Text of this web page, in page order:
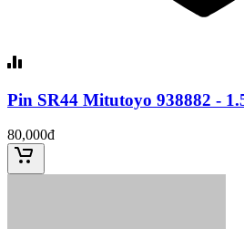
Pin SR44 Mitutoyo 938882 -
80,000đ